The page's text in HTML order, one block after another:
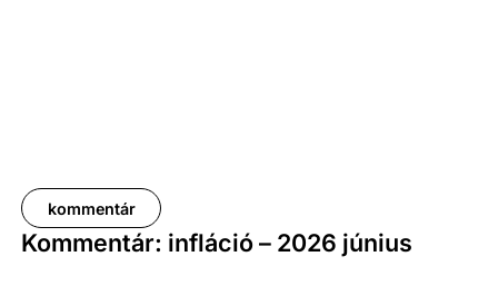
kommentár
Kommentár: infláció – 2026 június